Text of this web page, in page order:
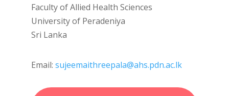
Faculty of Allied Health Sciences
University of Peradeniya
Sri Lanka
Email: sujeemaithreepala@ahs.pdn.ac.lk